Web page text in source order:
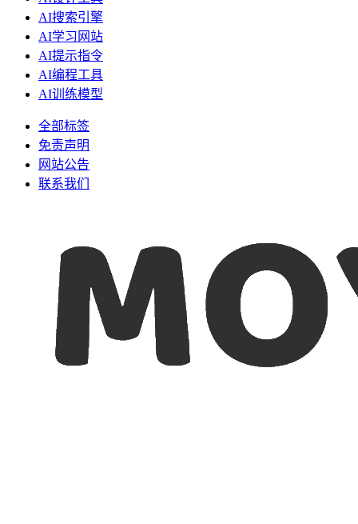
AI搜索引擎
AI学习网站
AI提示指令
AI编程工具
AI训练模型
全部标签
免责声明
网站公告
联系我们